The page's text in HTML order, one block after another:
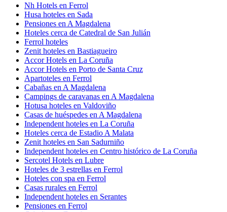
Nh Hotels en Ferrol
Husa hoteles en Sada
Pensiones en A Magdalena
Hoteles cerca de Catedral de San Julián
Ferrol hoteles
Zenit hoteles en Bastiagueiro
Accor Hotels en La Coruña
Accor Hotels en Porto de Santa Cruz
Apartoteles en Ferrol
Cabañas en A Magdalena
Campings de caravanas en A Magdalena
Hotusa hoteles en Valdoviño
Casas de huéspedes en A Magdalena
Independent hoteles en La Coruña
Hoteles cerca de Estadio A Malata
Zenit hoteles en San Sadurniño
Independent hoteles en Centro histórico de La Coruña
Sercotel Hotels en Lubre
Hoteles de 3 estrellas en Ferrol
Hoteles con spa en Ferrol
Casas rurales en Ferrol
Independent hoteles en Serantes
Pensiones en Ferrol